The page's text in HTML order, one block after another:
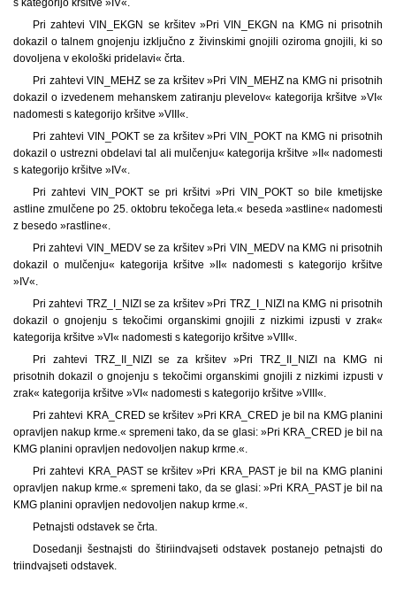
s kategorijo kršitve »IV«.
Pri zahtevi VIN_EKGN se kršitev »Pri VIN_EKGN na KMG ni prisotnih
dokazil o talnem gnojenju izključno z živinskimi gnojili oziroma gnojili, ki so
dovoljena v ekološki pridelavi« črta.
Pri zahtevi VIN_MEHZ se za kršitev »Pri VIN_MEHZ na KMG ni prisotnih
dokazil o izvedenem mehanskem zatiranju plevelov« kategorija kršitve »VI«
nadomesti s kategorijo kršitve »VIII«.
Pri zahtevi VIN_POKT se za kršitev »Pri VIN_POKT na KMG ni prisotnih
dokazil o ustrezni obdelavi tal ali mulčenju« kategorija kršitve »II« nadomesti
s kategorijo kršitve »IV«.
Pri zahtevi VIN_POKT se pri kršitvi »Pri VIN_POKT so bile kmetijske
astline zmulčene po 25. oktobru tekočega leta.« beseda »astline« nadomesti
z besedo »rastline«.
Pri zahtevi VIN_MEDV se za kršitev »Pri VIN_MEDV na KMG ni prisotnih
dokazil o mulčenju« kategorija kršitve »II« nadomesti s kategorijo kršitve
»IV«.
Pri zahtevi TRZ_I_NIZI se za kršitev »Pri TRZ_I_NIZI na KMG ni prisotnih
dokazil o gnojenju s tekočimi organskimi gnojili z nizkimi izpusti v zrak«
kategorija kršitve »VI« nadomesti s kategorijo kršitve »VIII«.
Pri zahtevi TRZ_II_NIZI se za kršitev »Pri TRZ_II_NIZI na KMG ni
prisotnih dokazil o gnojenju s tekočimi organskimi gnojili z nizkimi izpusti v
zrak« kategorija kršitve »VI« nadomesti s kategorijo kršitve »VIII«.
Pri zahtevi KRA_CRED se kršitev »Pri KRA_CRED je bil na KMG planini
opravljen nakup krme.« spremeni tako, da se glasi: »Pri KRA_CRED je bil na
KMG planini opravljen nedovoljen nakup krme.«.
Pri zahtevi KRA_PAST se kršitev »Pri KRA_PAST je bil na KMG planini
opravljen nakup krme.« spremeni tako, da se glasi: »Pri KRA_PAST je bil na
KMG planini opravljen nedovoljen nakup krme.«.
Petnajsti odstavek se črta.
Dosedanji šestnajsti do štiriindvajseti odstavek postanejo petnajsti do
triindvajseti odstavek.